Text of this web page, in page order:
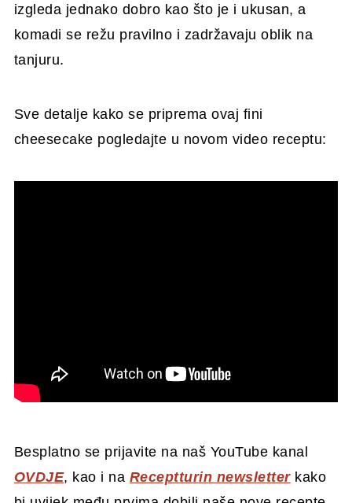
izgleda jednako dobro kao što je i ukusan, a
komadi se režu pravilno i zadržavaju oblik na
tanjuru.
Sve detalje kako se priprema ovaj fini
cheesecake pogledajte u novom video receptu:
Besplatno se prijavite na naš YouTube kanal
OVDJE, kao i na Receptturin newsletterkako